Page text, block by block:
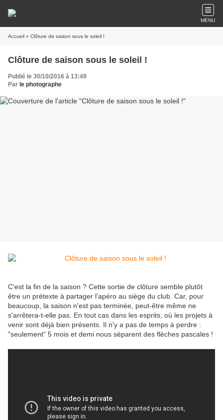
MENU
Accueil » Clôture de saison sous le soleil !
Clôture de saison sous le soleil !
Publié le 30/10/2016 à 13:49
Par le photographe
C'est la fin de la saison ? Cette sortie de clôture semble plutôt
être un prétexte à partager l'apéro au siège du club. Car, pour
beaucoup, la saison n'est pas terminée, peut-être même ne
s'arrêtera-t-elle pas. En tout cas dans les esprits, où les projets à
venir sont déjà bien présents. Il n'y a pas de temps à perdre :
"seulement" 5 mois et demi nous séparent des flèches pascales !